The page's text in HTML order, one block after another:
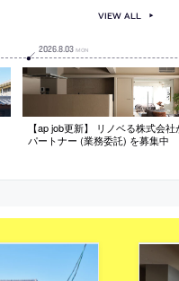
2026.8.03 MON
【ap job更新】 リノベる株式会
パートナー (業務委託) を募集中
VIEW ALL